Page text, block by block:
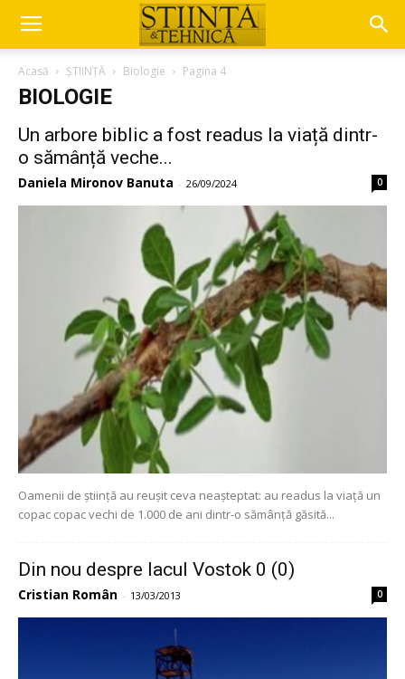
Acasă ȘTIINȚĂ Biologie Pagina 4
BIOLOGIE
Un arbore biblic a fost readus la viață dintr-
o sămânță veche...
Daniela Mironov Banuta - 26/09/2024 0
Oamenii de știință au reușit ceva neașteptat: au readus la viață un
copac copac vechi de 1.000 de ani dintr-o sămânță găsită...
Din nou despre lacul Vostok 0 (0)
Cristian Român - 13/03/2013 0